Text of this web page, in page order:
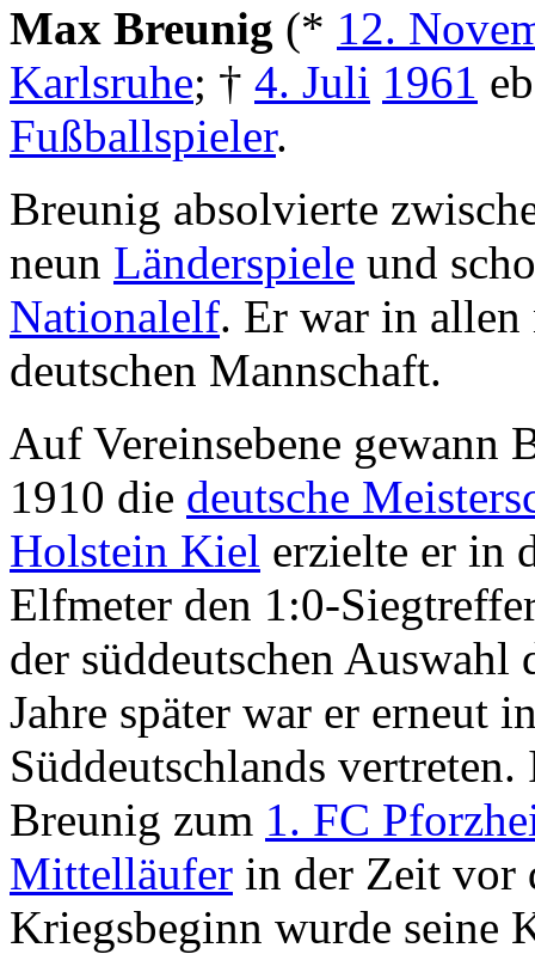
Max Breunig (* 12.
Karlsruhe; † 4. Juli 1961
Fußballspieler.
Breunig absolvierte
neun Länderspiele und
Nationalelf. Er war in allen
deutschen Mannschaft.
Auf Vereinsebene gewann
1910 die deutsche
Holstein Kiel erzielte er in
Elfmeter den 1:0-
der süddeutschen Auswahl
Jahre später war er erneut
Süddeutschlands
Breunig zum 1. FC
Mittelläufer in der Zeit vor
Kriegsbeginn wurde seine